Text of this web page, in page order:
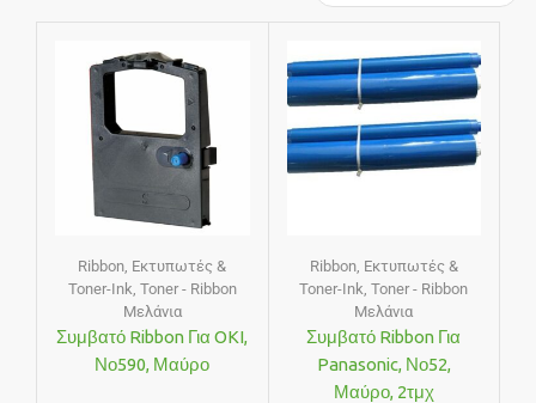
Ribbon Εκτυπωτές &
Toner-Ink Toner - Ribbon
Μελάνια
Συμβατό Ribbon Για OKI,
Νο590, Μαύρο
Ribbon, Εκτυπωτές &
Toner-Ink ,Toner - Ribbon
Μελάνια
Συμβατό Ribbon Για
Panasonic, Νο52,
Μαύρο, 2τμχ